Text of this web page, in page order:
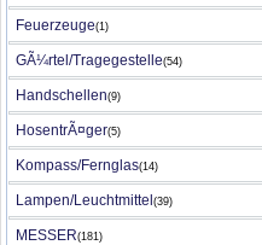
Feuerzeuge(1)
GÃ¼rtel/Tragegestelle(54)
Handschellen(9)
HosentrÃ¤ger(5)
Kompass/Fernglas(14)
Lampen/Leuchtmittel (39)
MESSER(181)